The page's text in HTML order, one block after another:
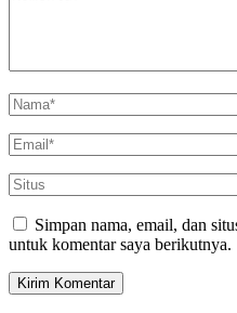
Simpan nama, email, dan
untuk komentar saya berikutnya.